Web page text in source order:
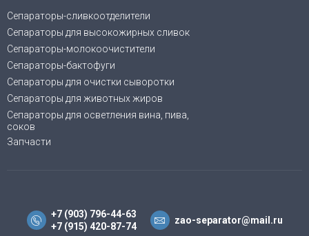
Сепараторы-сливкоотделители
Сепараторы для высокожирных сливок
Сепараторы-молокоочистители
Сепараторы-бактофуги
Сепараторы для очистки сыворотки
Сепараторы для животных жиров
Cепараторы для осветления вина, пива,
соков
Запчасти
+7 (903) 796-44-63
+7 (915) 420-87-74
zao-separator@mail.ru